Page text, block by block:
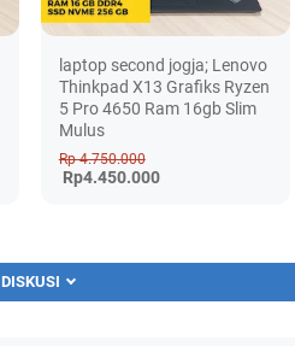
laptop second jogja; Lenovo
Thinkpad X13 Grafiks Ryzen
5 Pro 4650 Ram 16gb Slim
Mulus
Rp 4.750.000
Rp4.450.000
DISKUSI